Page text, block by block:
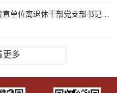
馨苑第三党支部书记张玉培在省直单位离退休干部党支部书记经验交流会上作典型发言
更多